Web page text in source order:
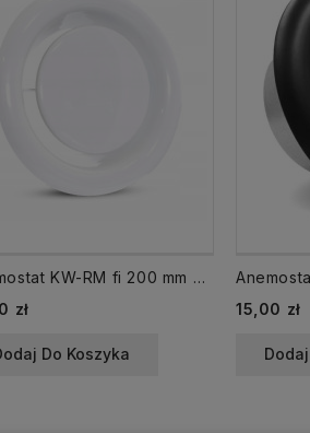
Anemostat KW-RM fi 200 mm biały wyciągowy
zł
Do Koszyka
Cena
15,00 zł